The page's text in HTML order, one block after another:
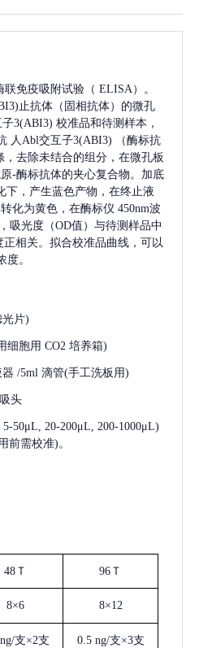
联免疫吸附试验（ ELISA）。
止抗体（固相抗体）的微孔
3(ABI3) 校准品和待测样本，
人Abl交互子3(ABI3)
（酶标抗
去除未结合的组分，在微孔板
-酶标抗体的夹心复合物。加底
下，产生蓝色产物，在终止液
化为黄色，在酶标仪 450nm波
吸光度（OD值）与待测样品中
正相关。拟合校准品曲线，可以
度。
光片)
细胞用 CO2 培养箱)
/5ml 滴管(手工洗板用)
头
50μL, 20-200μL, 200-1000μL)
前需校准)。
48Ｔ 96Ｔ
8×6 8×12
支×2支 0.5 ng/支×3支